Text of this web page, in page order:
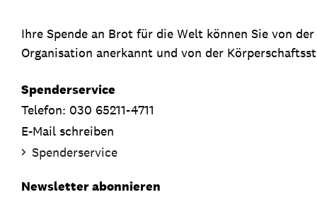
Ihre Spende an Brot für die Welt können Sie von
Organisation anerkannt und von der
Spenderservice
Telefon: 030 65211-4711
E-Mail schreiben
Spenderservice
Newsletter abonnieren